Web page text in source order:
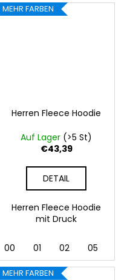
40 44
MEHR FARBEN
Herren Fleece Hoodie
Auf Lager (>5 St)
€43,39
DETAIL
Herren Fleece Hoodie
mit Druck
00 01 02 05
MEHR FARBEN